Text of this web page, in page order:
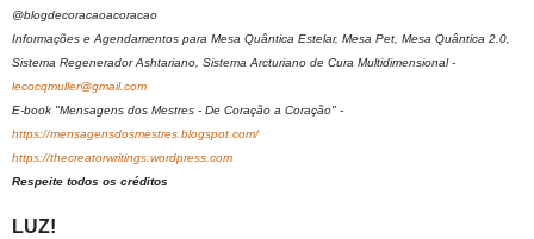
@blogdecoracaoacoracao
Informações e Agendamentos para Mesa Quântica Estelar, Mesa Pet, Mesa Quântica 2.0,
Sistema Regenerador Ashtariano, Sistema Arcturiano de Cura Multidimensional -
lecocqmuller@gmail.com
E-book "Mensagens dos Mestres - De Coração a Coração" -
https://mensagensdosmestres.blogspot.com/
https://thecreatorwritings.wordpress.com
Respeite todos os créditos
LUZ!